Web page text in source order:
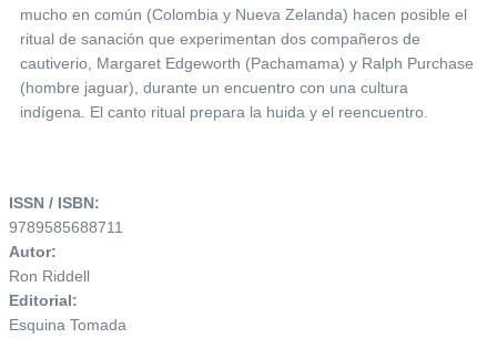
mucho en común (Colombia y Nueva Zelanda) hacen posible el
ritual de sanación que experimentan dos compañeros de
cautiverio, Margaret Edgeworth (Pachamama) y Ralph Purchase
(hombre jaguar), durante un encuentro con una cultura
indígena. El canto ritual prepara la huida y el reencuentro.
ISSN / ISBN:
9789585688711
Autor:
Ron Riddell
Editorial:
Esquina Tomada